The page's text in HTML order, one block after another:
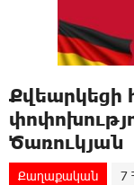
Քվեարկեցի
Ծառուկյան
Քաղաքական 7